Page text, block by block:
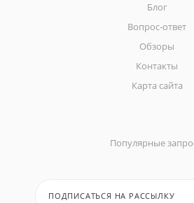
Блог
Вопрос-ответ
Обзоры
Контакты
Карта сайта
Популярные
ПОДПИСАТЬСЯ НА РАССЫЛКУ